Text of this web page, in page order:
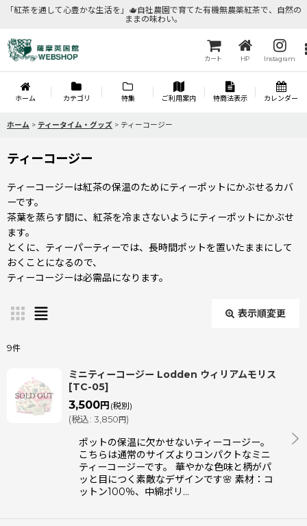
「紅茶を通して心豊かな生活を」🫖自社農園で育てた有機無農薬紅茶で、自然の
ままの味わい。
カート HP Instagram
ホーム カテゴリ 特集 ご利用案内 特商法表示 カレンダー
ホーム > ティータイム・グッズ > ティーコージー
ティーコージー
ティーコージーは紅茶の保温のためにティーポットにかぶせるカバ
ーです。
茶葉を蒸らす間に、紅茶を冷まさないようにティーポットにかぶせ
ます。
とくに、ティーパーティーでは、長時間ポットを置いたままにして
おくことになるので、
ティーコージーは必需品になります。
表示順変更
並び順:
絞り込む
9件
ミニティーコージー Lodden ウィリアムモリス
[TC-05]
3,500円 (税別)
(税込: 3,850 円)
ポットの保温に欠かせないティーコージー。
こちらは通常のサイズよりコンパクトなミニ
ティーコージーです。 華やかな色味と柄がパ
ッと目につく素敵なデザインです🌸 素材：コ
ットン100％、中綿ポリ…